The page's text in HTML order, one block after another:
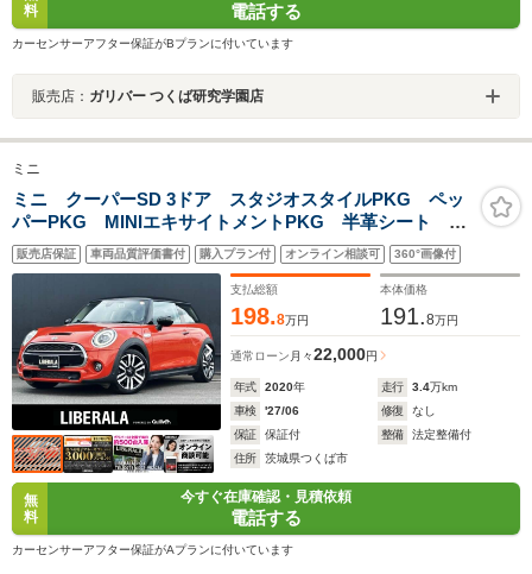
料
電話する
カーセンサーアフター保証がBプランに付いています
販売店： ガリバー つくば研究学園店
ミニ
ミニ クーパーSD 3ドア スタジオスタイルPKG ペッ
パーPKG MINIエキサイトメントPKG 半革シート ハ
ーマンカードン インテリジェントS コンフォートA
純正ナビ バックカメラ シートヒーター LEDヘッド
ライトスマートキー Pスタート
販売店保証 車両品質評価書付 購入プラン付 オンライン相談可 360°画像付
支払総額
198.8万円
本体価格
191.8万円
通常ローン 月々22,000円
年式 2020年 走行 3.4万km
車検
'27/06 修復
なし
保証
保証付 整備
法定整備付
住所
茨城県つくば市
無
料
今すぐ在庫確認・見積依頼
電話する
カーセンサーアフター保証がAプランに付いています